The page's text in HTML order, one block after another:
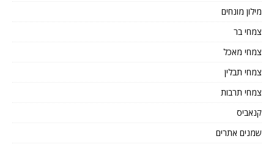
מילון מונחים
צמחי בר
צמחי מאכל
צמחי תבלין
צמחי תרבות
קנאביס
שמנים אתרים